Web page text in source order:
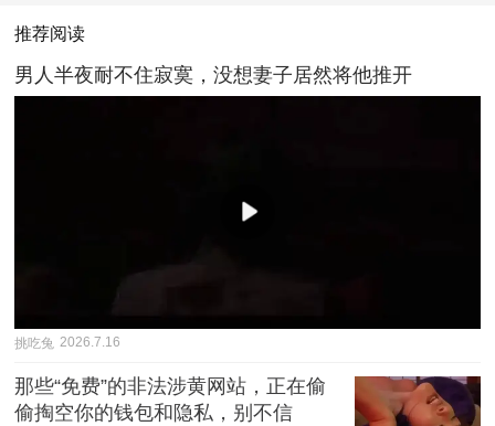
推荐阅读
男人半夜耐不住寂寞，没想妻子居然将他推开
挑吃兔 2026.7.16
那些“免费”的非法涉黄网站，正在偷
偷掏空你的钱包和隐私，别不信